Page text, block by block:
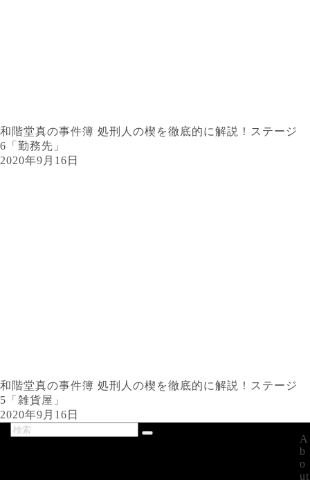
和階堂真の事件簿 処刑人の楔を徹底的に解説！ステージ
6「勤務先」
2020年9月16日
和階堂真の事件簿 処刑人の楔を徹底的に解説！ステージ
5「雑貨屋」
2020年9月16日
A
b
o
ut